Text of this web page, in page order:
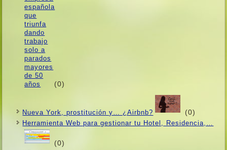
(0)
Nueva York, prostitución y… ¿Airbnb? (0)
Herramienta Web para gestionar tu Hotel, Residencia,…
(0)